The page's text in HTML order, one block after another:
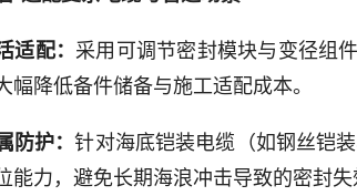
适配：采用可调节密封模块与变径组
幅降低备件储备与施工适配成本。
防护：针对海底铠装电缆（如钢丝铠
能力，避免长期海浪冲击导致的密封